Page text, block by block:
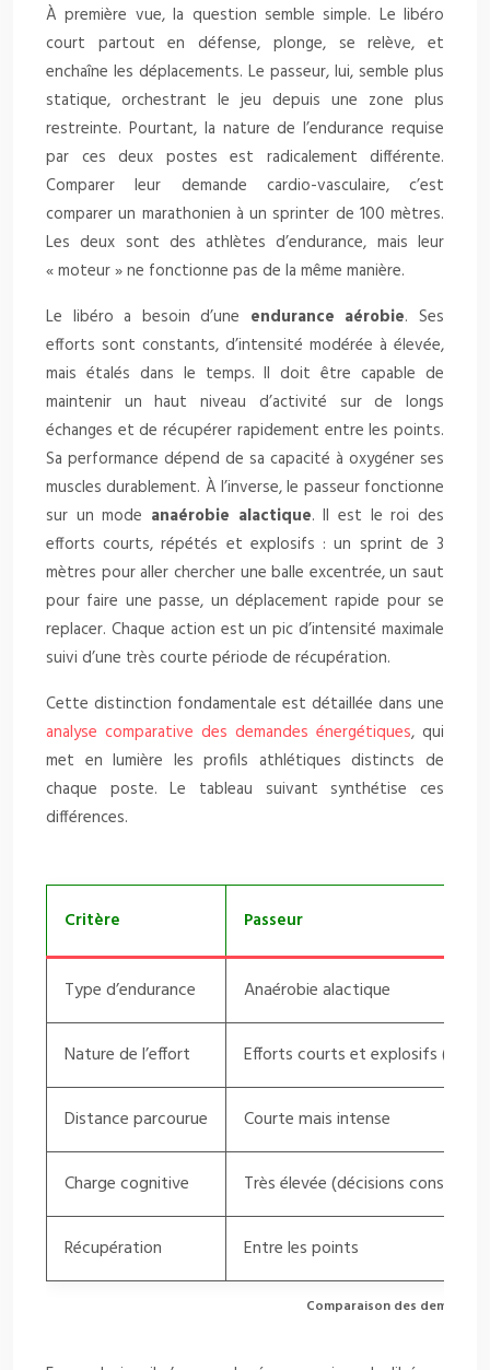
À première vue, la question semble simple. Le libéro
court partout en défense, plonge, se relève, et
enchaîne les déplacements. Le passeur, lui, semble plus
statique, orchestrant le jeu depuis une zone plus
restreinte. Pourtant, la nature de l’endurance requise
par ces deux postes est radicalement différente.
Comparer leur demande cardio-vasculaire, c’est
comparer un marathonien à un sprinter de 100 mètres.
Les deux sont des athlètes d’endurance, mais leur
« moteur » ne fonctionne pas de la même manière.
Le libéro a besoin d’une endurance aérobie. Ses
efforts sont constants, d’intensité modérée à élevée,
mais étalés dans le temps. Il doit être capable de
maintenir un haut niveau d’activité sur de longs
échanges et de récupérer rapidement entre les points.
Sa performance dépend de sa capacité à oxygéner ses
muscles durablement. À l’inverse, le passeur fonctionne
sur un mode anaérobie alactique. Il est le roi des
efforts courts, répétés et explosifs : un sprint de 3
mètres pour aller chercher une balle excentrée, un saut
pour faire une passe, un déplacement rapide pour se
replacer. Chaque action est un pic d’intensité maximale
suivi d’une très courte période de récupération.
Cette distinction fondamentale est détaillée dans une
analyse comparative des demandes énergétiques, qui
met en lumière les profils athlétiques distincts de
chaque poste. Le tableau suivant synthétise ces
différences.
Comparaison des
Critère Passeur
Type d’endurance Anaérobie alactique
Nature de l’effort Efforts courts et explosifs
Distance parcourue Courte mais intense
Charge cognitive Très élevée (décisions
Récupération Entre les points